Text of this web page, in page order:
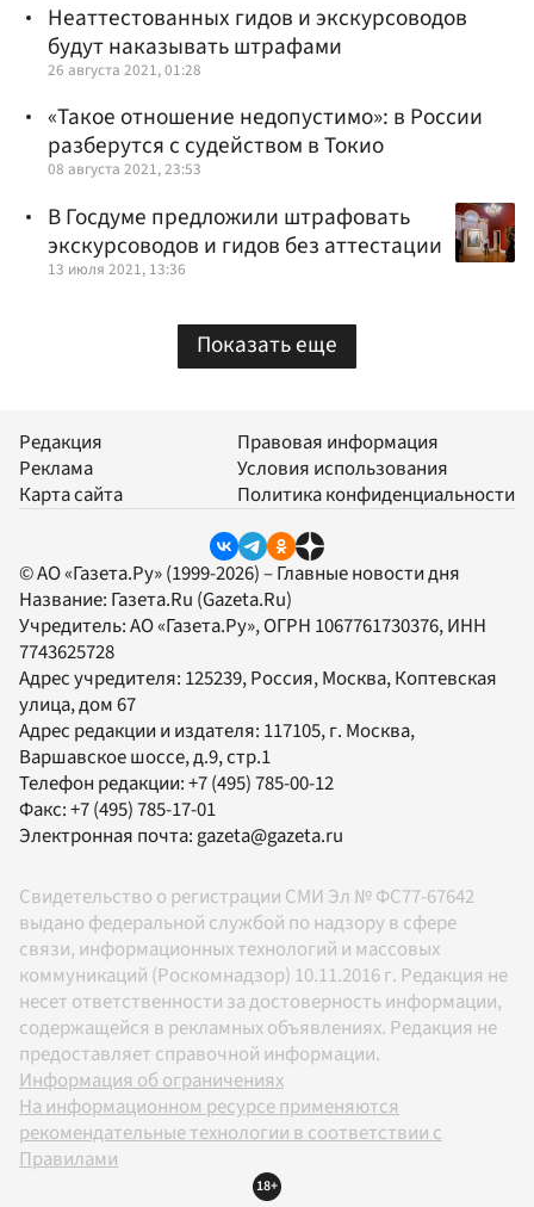
Неаттестованных гидов и экскурсоводов
будут наказывать штрафами
26 августа 2021, 01:28
«Такое отношение недопустимо»: в России
разберутся с судейством в Токио
08 августа 2021, 23:53
В Госдуме предложили штрафовать
экскурсоводов и гидов без аттестации
13 июля 2021, 13:36
Показать еще
Редакция
Реклама
Карта сайта
Правовая информация
Условия использования
Политика конфиденциальности
© АО «Газета.Ру» (1999-2026) – Главные новости дня
Название: Газета.Ru (Gazeta.Ru)
Учредитель:АО «Газета.Ру», ОГРН 1067761730376, ИНН
7743625728
Адрес учредителя: 125239, Россия, Москва, Коптевская
улица, дом 67
Адрес редакции и издателя: 117105, г. Москва,
Варшавское шоссе, д.9, стр.1
Телефон редакции:+7 (495) 785-00-12
Факс:+7 (495) 785-17-01
Электронная почта:gazeta@gazeta.ru
Свидетельство о регистрации СМИ Эл № ФС77-67642
выдано федеральной службой по надзору в сфере
связи, информационных технологий и массовых
коммуникаций (Роскомнадзор) 10.11.2016 г. Редакция не
несет ответственности за достоверность информации,
содержащейся в рекламных объявлениях. Редакция не
предоставляет справочной информации.
Информация об ограничениях
На информационном ресурсе применяются
рекомендательные технологии в соответствии с
Правилами
18+